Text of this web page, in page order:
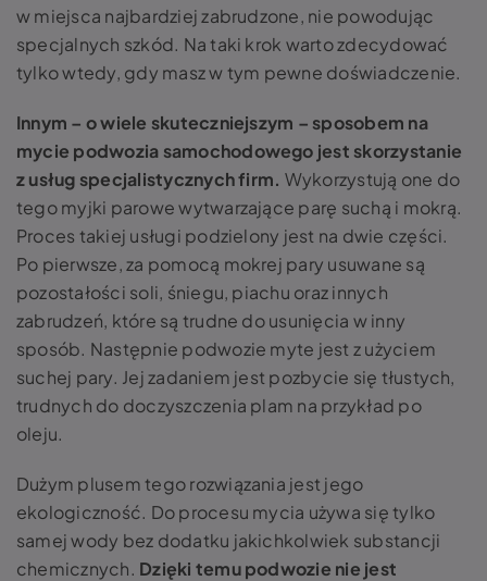
w miejsca najbardziej zabrudzone, nie powodując
specjalnych szkód. Na taki krok warto zdecydować
tylko wtedy, gdy masz w tym pewne doświadczenie.
Innym – o wiele skuteczniejszym – sposobem na
mycie podwozia samochodowego jest skorzystanie
z usług specjalistycznych firm. Wykorzystują one do
tego myjki parowe wytwarzające parę suchą i mokrą.
Proces takiej usługi podzielony jest na dwie części.
Po pierwsze, za pomocą mokrej pary usuwane są
pozostałości soli, śniegu, piachu oraz innych
zabrudzeń, które są trudne do usunięcia w inny
sposób. Następnie podwozie myte jest z użyciem
suchej pary. Jej zadaniem jest pozbycie się tłustych,
trudnych do doczyszczenia plam na przykład po
oleju.
Dużym plusem tego rozwiązania jest jego
ekologiczność. Do procesu mycia używa się tylko
samej wody bez dodatku jakichkolwiek substancji
chemicznych. Dzięki temu podwozie nie jest